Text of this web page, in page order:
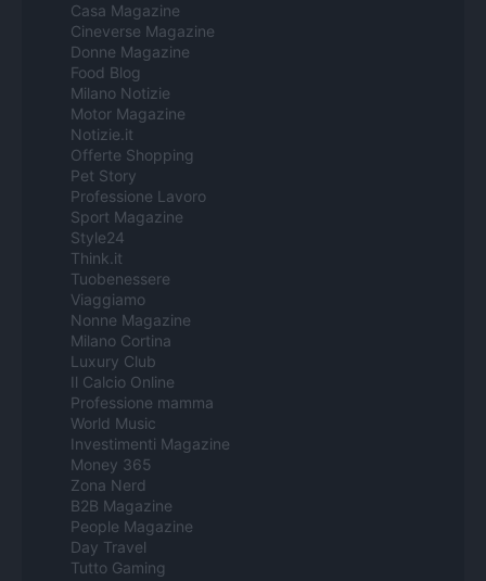
Casa Magazine
Cineverse Magazine
Donne Magazine
Food Blog
Milano Notizie
Motor Magazine
Notizie.it
Offerte Shopping
Pet Story
Professione Lavoro
Sport Magazine
Style24
Think.it
Tuobenessere
Viaggiamo
Nonne Magazine
Milano Cortina
Luxury Club
Il Calcio Online
Professione mamma
World Music
Investimenti Magazine
Money 365
Zona Nerd
B2B Magazine
People Magazine
Day Travel
Tutto Gaming